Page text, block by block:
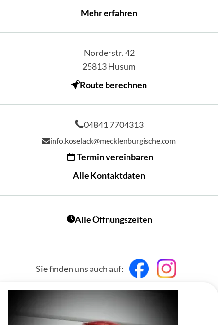
Mehr erfahren
Norderstr. 42
25813Husum
Route berechnen
04841 7704313
info.koselack@mecklenburgische.com
Termin vereinbaren
Alle Kontaktdaten
Alle Öffnungszeiten
Sie finden uns auch auf: